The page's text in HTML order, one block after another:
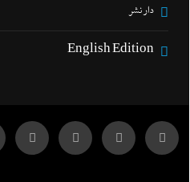
دار نشر
English Edition